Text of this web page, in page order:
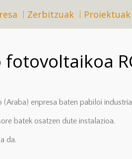
Zerbitzuak Proiektuak
fotovoltaikoa
enpresa baten pabiloi
batek osatzen dute instalazioa.
da.